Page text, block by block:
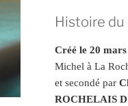
Histoire du
Créé le 20 mars
Michel à La
et secondé par
ROCHELAIS